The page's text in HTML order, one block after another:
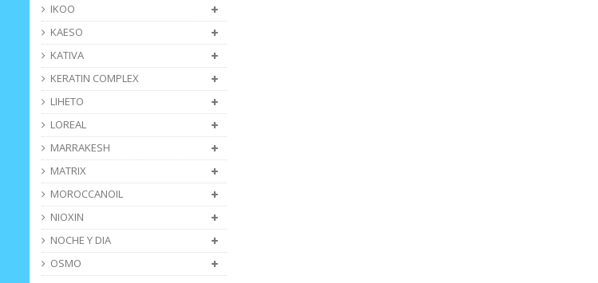
IKOO
KAESO
KATIVA
KERATIN COMPLEX
LIHETO
LOREAL
MARRAKESH
MATRIX
MOROCCANOIL
NIOXIN
NOCHE Y DIA
OSMO